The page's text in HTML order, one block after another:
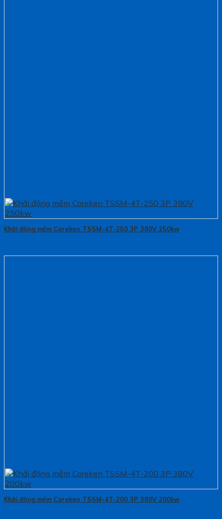
Khởi động mềm Coreken TSSM-4T-250 3P 380V 250kw
Khởi động mềm Coreken TSSM-4T-200 3P 380V 200kw